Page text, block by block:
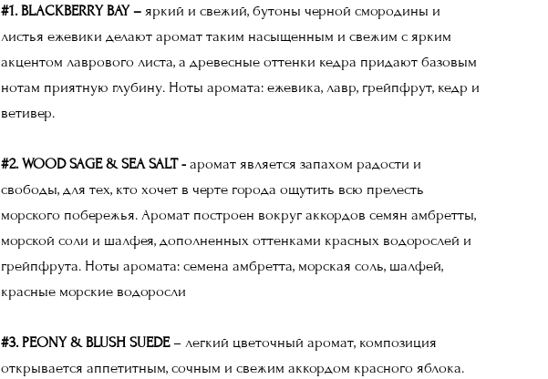
#1. BLACKBERRY BAY – яркий и свежий, бутоны черной смородины и
листья ежевики делают аромат таким насыщенным и свежим с ярким
акцентом лаврового листа, а древесные оттенки кедра придают базовым
нотам приятную глубину. Ноты аромата: ежевика, лавр, грейпфрут, кедр и
ветивер.
#2. WOOD SAGE & SEA SALT - аромат является запахом радости и
свободы, для тех, кто хочет в черте города ощутить всю прелесть
морского побережья. Аромат построен вокруг аккордов семян амбретты,
морской соли и шалфея, дополненных оттенками красных водорослей и
грейпфрута. Ноты аромата: семена амбретта, морская соль, шалфей,
красные морские водоросли
#3. PEONY & BLUSH SUEDE– легкий цветочный аромат, композиция
открывается аппетитным, сочным и свежим аккордом красного яблока.